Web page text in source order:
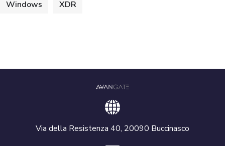
Windows XDR
Via della Resistenza 40, 20090 Buccinasco